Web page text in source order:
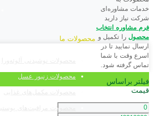
خدمات مشاوره‌ای
شرکت نیاز دارید
فرم مشاوره‌ انتخاب
محصول را تکمیل و
ارسال نمایید تا در
اسرع وقت با شما
تماس گرفته شود.
فیلتر براساس
قیمت
محصولات ما
محصولات زنبور عسل
محصولات مراقبت‌های پوستی